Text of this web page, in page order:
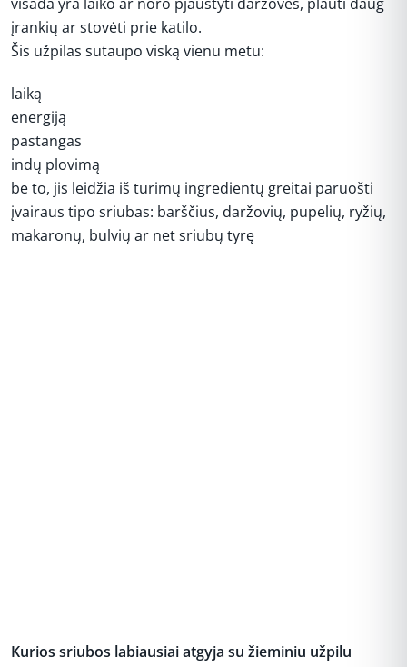
visada yra laiko ar noro pjaustyti daržoves, plauti daug
įrankių ar stovėti prie katilo.
Šis užpilas sutaupo viską vienu metu:
laiką
energiją
pastangas
indų plovimą
be to, jis leidžia iš turimų ingredientų greitai paruošti
įvairaus tipo sriubas: barščius, daržovių, pupelių, ryžių,
makaronų, bulvių ar net sriubų tyrę
Kurios sriubos labiausiai atgyja su žieminiu užpilu